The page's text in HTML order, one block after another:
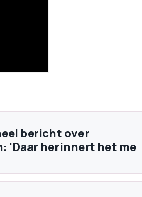
bericht over
'Daar herinnert het me